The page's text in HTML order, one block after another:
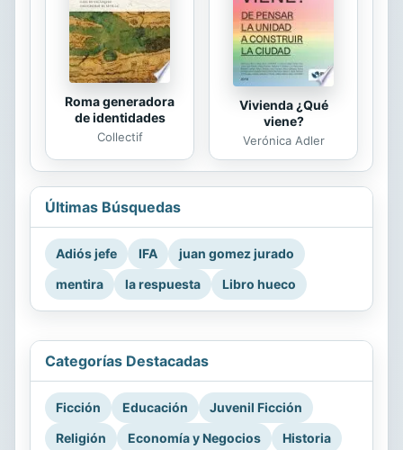
Roma generadora
de identidades
Collectif
Vivienda ¿Qué
viene?
Verónica Adler
Últimas Búsquedas
Adiós jefe IFA
juan gomez jurado
mentira
la respuesta Libro hueco
Categorías Destacadas
Ficción Educación
Juvenil Ficción
Religión
Economía y Negocios Historia